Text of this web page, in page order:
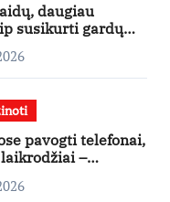
daugiau
susikurti gardų
kelių produktų
pavogti telefonai,
–
apie
finansines rizikas